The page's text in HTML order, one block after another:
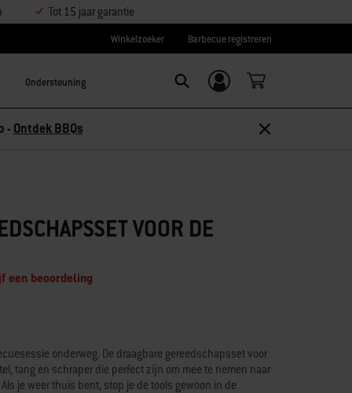
Tot 15 jaar garantie
Winkelzoeker Barbecue registreren
Ondersteuning
Inloggen/
aanmelden
- Ontdek BBQs
VOOR DE
een beoordeling
onderweg. De draagbare gereedschapsset voor
tang en schraper die perfect zijn om mee te nemen naar
je weer thuis bent, stop je de tools gewoon in de